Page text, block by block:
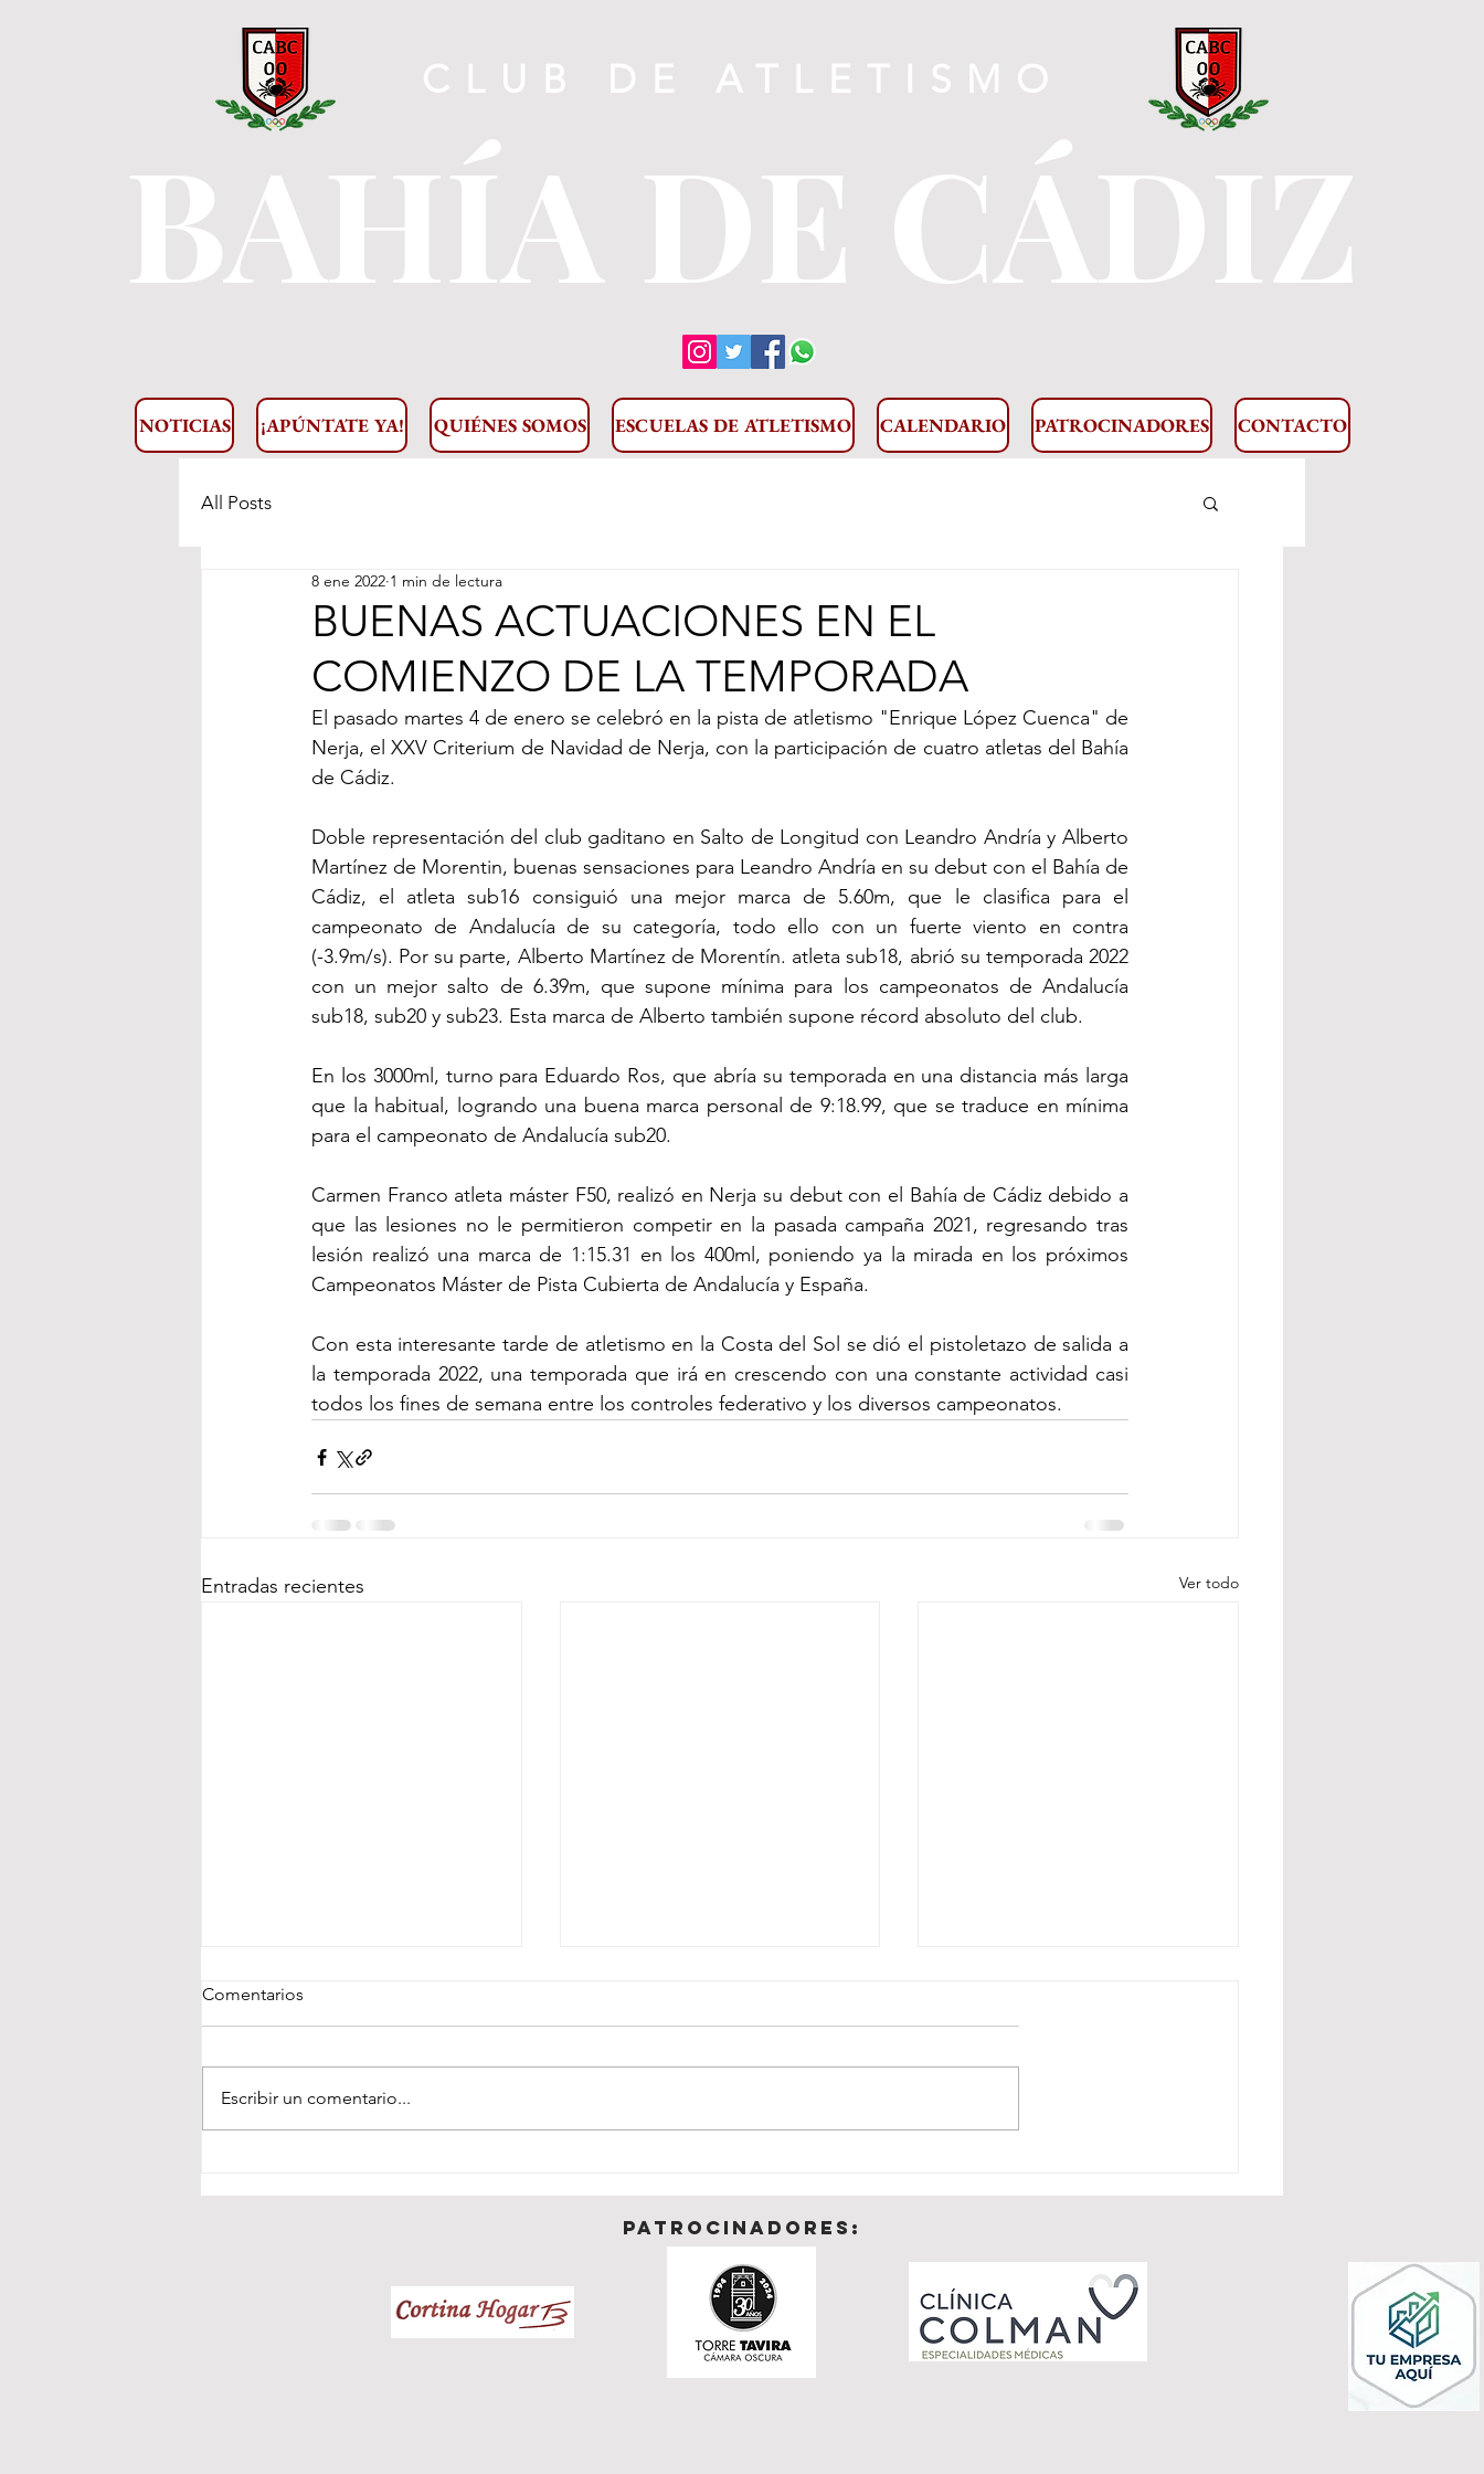
CLUB DE ATLETISMO
BAHÍA DE CÁDIZ
NOTICIAS ¡APÚNTATE YA! QUIÉNES SOMOS ESCUELAS DE ATLETISMO CALENDARIO PATROCINADORES CONTACTO
All Posts
BUENAS ACTUACIONES EN EL
COMIENZO DE LA TEMPORADA
8 ene 2022 1 min de lectura
El pasado martes 4 de enero se celebró en la pista de atletismo "Enrique López Cuenca" de
Nerja, el XXV Criterium de Navidad de Nerja, con la participación de cuatro atletas del Bahía
de Cádiz.
Doble representación del club gaditano en Salto de Longitud con Leandro Andría y Alberto
Martínez de Morentin, buenas sensaciones para Leandro Andría en su debut con el Bahía de
Cádiz, el atleta sub16 consiguió una mejor marca de 5.60m, que le clasifica para el
campeonato de Andalucía de su categoría, todo ello con un fuerte viento en contra
(-3.9m/s). Por su parte, Alberto Martínez de Morentín. atleta sub18, abrió su temporada 2022
con un mejor salto de 6.39m, que supone mínima para los campeonatos de Andalucía
sub18, sub20 y sub23. Esta marca de Alberto también supone récord absoluto del club.
En los 3000ml, turno para Eduardo Ros, que abría su temporada en una distancia más larga
que la habitual, logrando una buena marca personal de 9:18.99, que se traduce en mínima
para el campeonato de Andalucía sub20.
Carmen Franco atleta máster F50, realizó en Nerja su debut con el Bahía de Cádiz debido a
que las lesiones no le permitieron competir en la pasada campaña 2021, regresando tras
lesión realizó una marca de 1:15.31 en los 400ml, poniendo ya la mirada en los próximos
Campeonatos Máster de Pista Cubierta de Andalucía y España.
Con esta interesante tarde de atletismo en la Costa del Sol se dió el pistoletazo de salida a
la temporada 2022, una temporada que irá en crescendo con una constante actividad casi
todos los fines de semana entre los controles federativo y los diversos campeonatos.
Entradas recientes Ver todo
División
Gómez CÁDIZ / IBIZA
Comentarios
Escribir un comentario...
patrocinadores: